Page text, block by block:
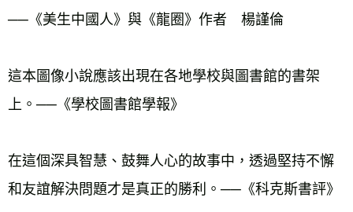
──《美生中國人》與《龍圈》作者　楊謹倫
這本圖像小說應該出現在各地學校與圖書館的書架
上。──《學校圖書館學報》
在這個深具智慧、鼓舞人心的故事中，透過堅持不懈
和友誼解決問題才是真正的勝利。──《科克斯書評》